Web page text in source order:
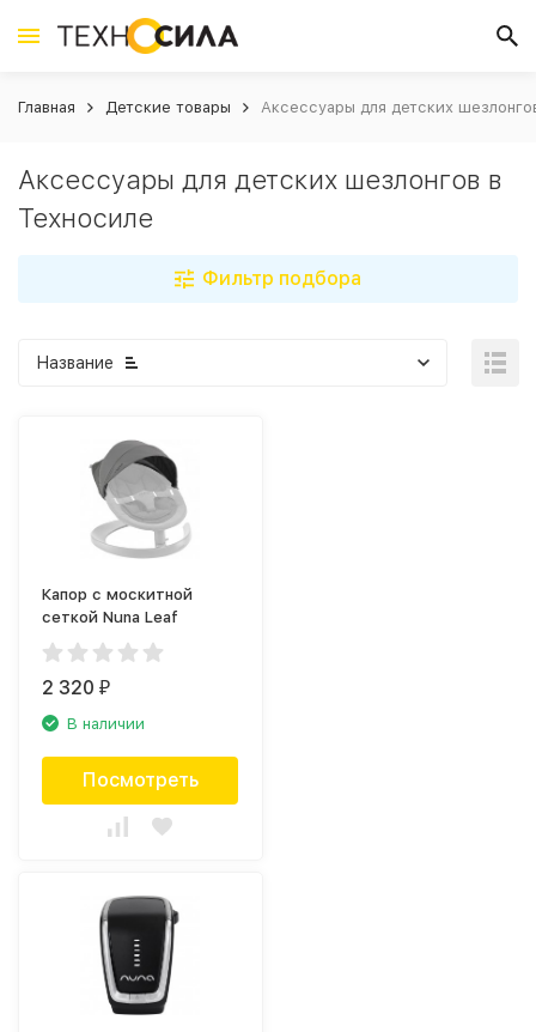
Главная Детские товары Аксессуары для детских
Аксессуары для детских шезлонгов в
Техносиле
Фильтр подбора
Название
Капор с москитной
сеткой Nuna Leaf
2 320₽
В наличии
Посмотреть